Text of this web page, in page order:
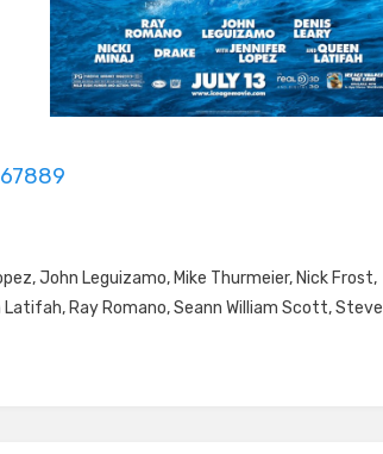
,John Leguizamo, Mike Thurmeier, Nick Frost,
Latifah, Ray Romano,Seann William Scott,Steve